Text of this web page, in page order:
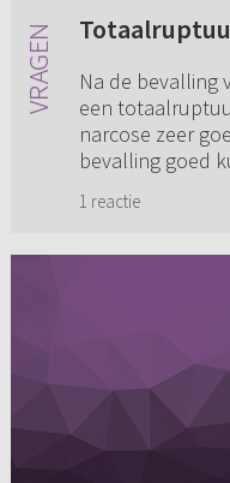
Na de bevalling
een
narcose zeer
bevalling goed
1 reactie